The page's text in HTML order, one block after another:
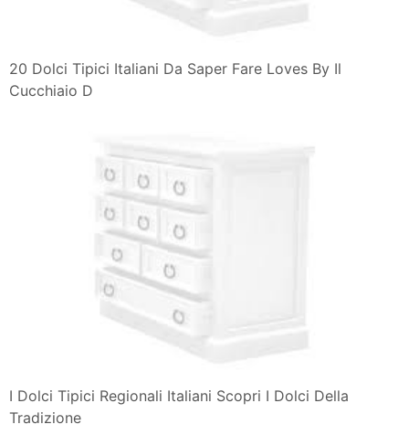
20 Dolci Tipici Italiani Da Saper Fare Loves By Il
Cucchiaio D
I Dolci Tipici Regionali Italiani Scopri I Dolci Della
Tradizione